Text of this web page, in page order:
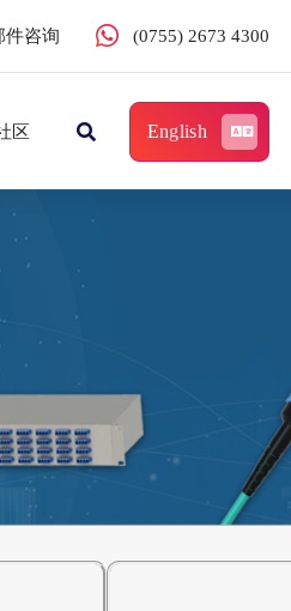
件咨询 (0755) 2673 4300
区 English